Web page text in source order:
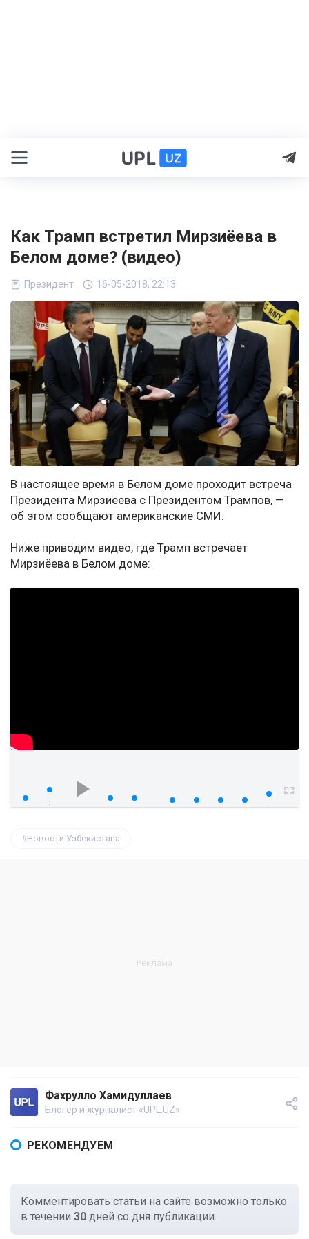
Как Трамп встретил Мирзиёева в
Белом доме? (видео)
Президент 16-05-2018, 22:13
В настоящее время в Белом доме проходит встреча
Президента Мирзиёева с Президентом Трампов, —
об этом сообщают американские СМИ.
Ниже приводим видео, где Трамп встречает
Мирзиёева в Белом доме:
Новости Узбекистана
Фахрулло Хамидуллаев
Блогер и журналист «UPL.UZ»
РЕКОМЕНДУЕМ
Комментировать статьи на сайте возможно только
в течении 30 дней со дня публикации.